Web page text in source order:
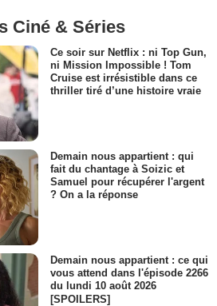
Ciné & Séries
Ce soir sur Netflix : ni Top Gun,
ni Mission Impossible ! Tom
Cruise est irrésistible dans ce
thriller tiré d’une histoire vraie
Demain nous appartient : qui
fait du chantage à Soizic et
Samuel pour récupérer l'argent
? On a la réponse
Demain nous appartient : ce qui
vous attend dans l'épisode 2266
du lundi 10 août 2026
[SPOILERS]